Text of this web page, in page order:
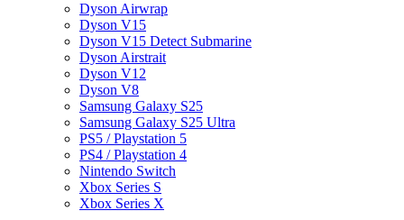
Dyson Airwrap
Dyson V15
Dyson V15 Detect Submarine
Dyson Airstrait
Dyson V12
Dyson V8
Samsung Galaxy S25
Samsung Galaxy S25 Ultra
PS5 / Playstation 5
PS4 / Playstation 4
Nintendo Switch
Xbox Series S
Xbox Series X